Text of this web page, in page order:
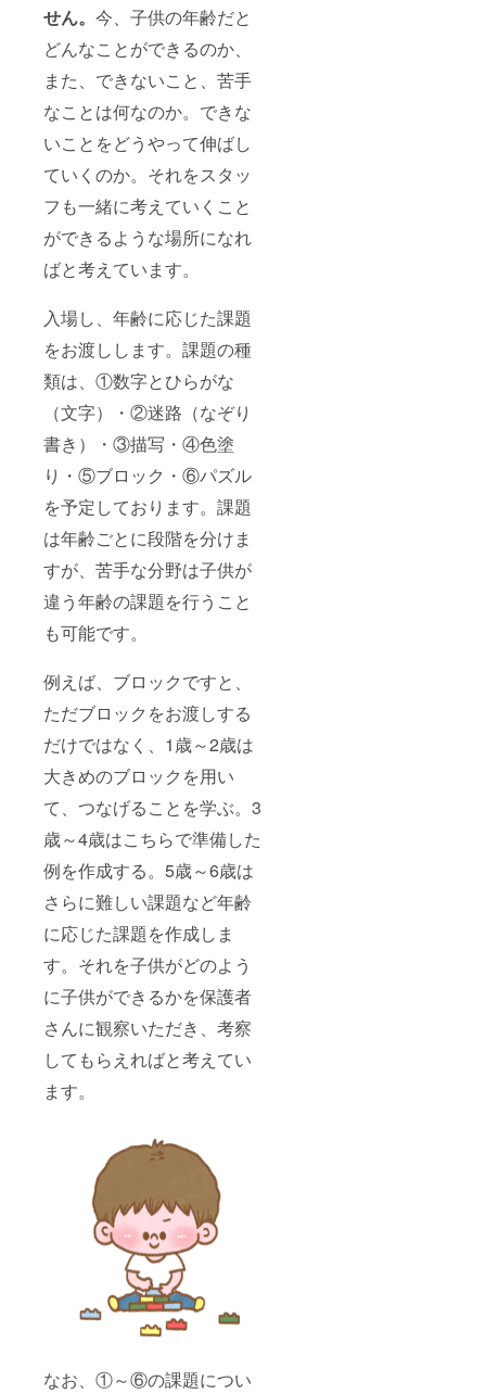
せん。 今、子供の年齢だと
どんなことができるのか、
また、できないこと、苦手
なことは何なのか。できな
いことをどうやって伸ばし
ていくのか。それをスタッ
フも一緒に考えていくこと
ができるような場所になれ
ばと考えています。
入場し、年齢に応じた課題
をお渡しします。課題の種
類は、①数字とひらがな
（文字）・②迷路（なぞり
書き）・③描写・④色塗
り・⑤ブロック・⑥パズル
を予定しております。課題
は年齢ごとに段階を分けま
すが、苦手な分野は子供が
違う年齢の課題を行うこと
も可能です。
例えば、ブロックですと、
ただブロックをお渡しする
だけではなく、1歳～2歳は
大きめのブロックを用い
て、つなげることを学ぶ。3
歳～4歳はこちらで準備した
例を作成する。5歳～6歳は
さらに難しい課題など年齢
に応じた課題を作成しま
す。それを子供がどのよう
に子供ができるかを保護者
さんに観察いただき、考察
してもらえればと考えてい
ます。
なお、①～⑥の課題につい